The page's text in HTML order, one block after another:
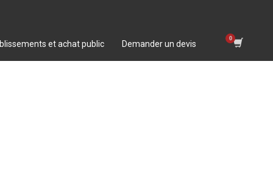
et achat public Demander un devis